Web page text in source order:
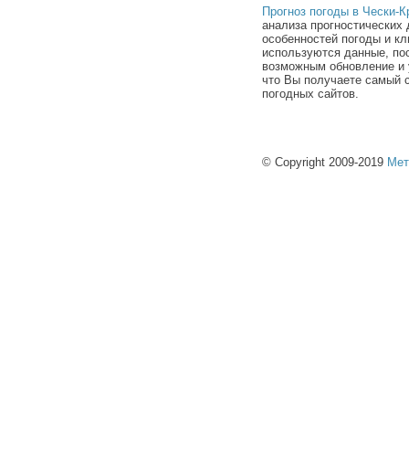
Прогноз погоды в Чески-
анализа
особенностей погоды и
используются данные,
возможным обновление и
что Вы получаете самый
погодных сайтов.
© Copyright 2009-2019